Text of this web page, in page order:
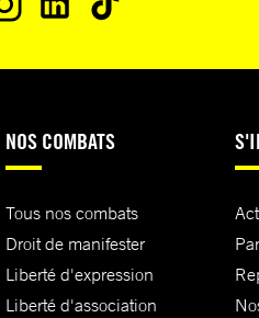
NOS COMBATS
Tous nos combats
Droit de manifester
Liberté d'expression
Liberté d'association